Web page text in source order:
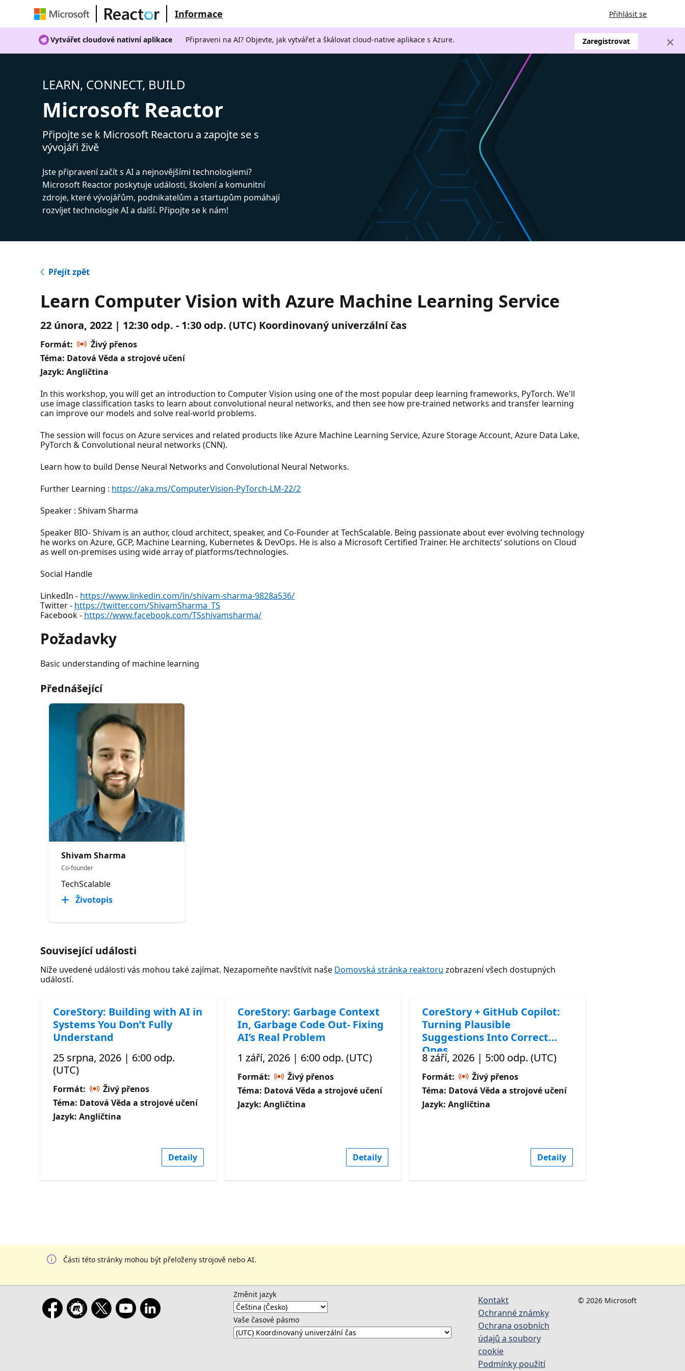
Informace Přihlásit se
Vytvářet cloudové nativní aplikace Připraveni na AI? Objevte, jak vytvářet a škálovat cloud-native aplikace s Azure. Zaregistrovat
LEARN, CONNECT, BUILD
Microsoft Reactor
Připojte se k Microsoft Reactoru a zapojte se s
vývojáři živě
Jste připravení začít s AI a nejnovějšími technologiemi?
Microsoft Reactor poskytuje události, školení a komunitní
zdroje, které vývojářům, podnikatelům a startupům pomáhají
rozvíjet technologie AI a další. Připojte se k nám!
Přejít zpět
Learn Computer Vision with Azure Machine Learning Service
22 února, 2022 | 12:30 odp. - 1:30 odp. (UTC) Koordinovaný univerzální čas
Formát:
Živý přenos
Téma: Datová Věda a strojové učení
Jazyk: Angličtina
In this workshop, you will get an introduction to Computer Vision using one of the most popular deep learning frameworks, PyTorch. We'll
use image classification tasks to learn about convolutional neural networks, and then see how pre-trained networks and transfer learning
can improve our models and solve real-world problems.
The session will focus on Azure services and related products like Azure Machine Learning Service, Azure Storage Account, Azure Data Lake,
PyTorch & Convolutional neural networks (CNN).
Learn how to build Dense Neural Networks and Convolutional Neural Networks.
Further Learning : https://aka.ms/ComputerVision-PyTorch-LM-22/2
Speaker : Shivam Sharma
Speaker BIO- Shivam is an author, cloud architect, speaker, and Co-Founder at TechScalable. Being passionate about ever evolving technology
he works on Azure, GCP, Machine Learning, Kubernetes & DevOps. He is also a Microsoft Certified Trainer. He architects’ solutions on Cloud
as well on-premises using wide array of platforms/technologies.
Social Handle
LinkedIn - https://www.linkedin.com/in/shivam-sharma-9828a536/
Twitter - https://twitter.com/ShivamSharma_TS
Facebook - https://www.facebook.com/TSshivamsharma/
Požadavky
Basic understanding of machine learning
Přednášející
Shivam Sharma
Co-founder
TechScalable
Životopis
Související události
Níže uvedené události vás mohou také zajímat. Nezapomeňte navštívit naše Domovská stránka reaktoru zobrazení všech dostupných
událostí.
CoreStory: Building with AI in
Systems You Don’t Fully
Understand
25 srpna, 2026 | 6:00 odp.
(UTC)
Formát:
Živý přenos
Téma: Datová Věda a strojové učení
Jazyk: Angličtina
Detaily
CoreStory: Garbage Context
In, Garbage Code Out- Fixing
AI’s Real Problem
1 září, 2026 | 6:00 odp. (UTC)
Formát:
Živý přenos
Téma: Datová Věda a strojové učení
Jazyk: Angličtina
Detaily
CoreStory + GitHub Copilot:
Turning Plausible
Suggestions Into Correct
Ones
8 září, 2026 | 5:00 odp. (UTC)
Formát:
Živý přenos
Téma: Datová Věda a strojové učení
Jazyk: Angličtina
Detaily
Části této stránky mohou být přeloženy strojově nebo AI.
Změnit jazyk
Vaše časové pásmo
Kontakt
Ochranné známky
Ochrana osobních
údajů a soubory
cookie
Podmínky použití
© 2026 Microsoft